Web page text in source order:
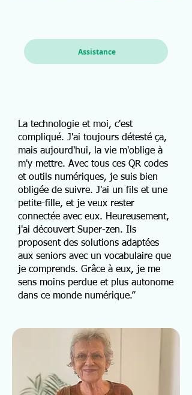
Assistance
La technologie et moi, c'est
compliqué. J'ai toujours détesté ça,
mais aujourd'hui, la vie m'oblige à
m'y mettre. Avec tous ces QR codes
et outils numériques, je suis bien
obligée de suivre. J'ai un fils et une
petite-fille, et je veux rester
connectée avec eux. Heureusement,
j'ai découvert Super-zen. Ils
proposent des solutions adaptées
aux seniors avec un vocabulaire que
je comprends. Grâce à eux, je me
sens moins perdue et plus autonome
dans ce monde numérique.”